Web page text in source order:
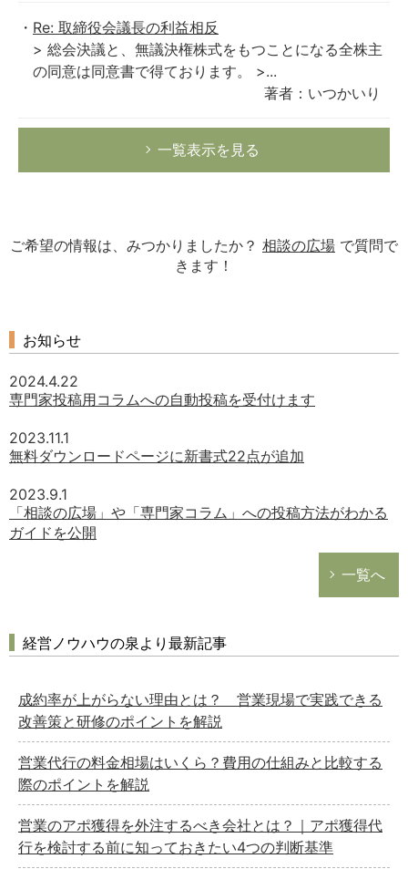
Re: 取締役会議長の利益相反
> 総会決議と、無議決権株式をもつことになる全株主
の同意は同意書で得ております。 >...
著者：いつかいり
一覧表示を見る
ご希望の情報は、みつかりましたか？ 相談の広場 で質問で
きます！
お知らせ
2024.4.22
専門家投稿用コラムへの自動投稿を受付けます
2023.11.1
無料ダウンロードページに新書式22点が追加
2023.9.1
「相談の広場」や「専門家コラム」への投稿方法がわかる
ガイドを公開
一覧へ
経営ノウハウの泉より最新記事
成約率が上がらない理由とは？ 営業現場で実践できる
改善策と研修のポイントを解説
営業代行の料金相場はいくら？費用の仕組みと比較する
際のポイントを解説
営業のアポ獲得を外注するべき会社とは？｜アポ獲得代
行を検討する前に知っておきたい4つの判断基準